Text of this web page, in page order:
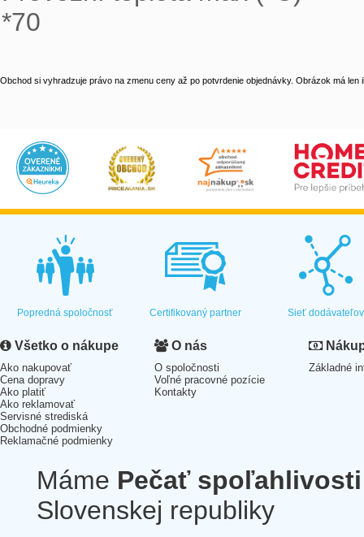
*70
Obchod si vyhradzuje právo na zmenu ceny až po potvrdenie objednávky. Obrázok má len
Popredná spoločnosť Certifikovaný partner Sieť dodávateľov
Všetko o nákupe
Ako nakupovať
Cena dopravy
Ako platiť
Ako reklamovať
Servisné strediská
Obchodné podmienky
Reklamačné podmienky
O nás
O spoločnosti
Voľné pracovné pozície
Kontakty
Základné
Máme Pečať spoľahlivosti
Slovenskej republiky